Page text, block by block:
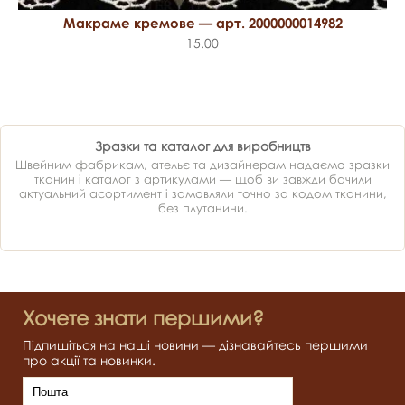
Макраме кремове — арт. 2000000014982
15.00
Зразки та каталог для виробництв
Швейним фабрикам, ательє та дизайнерам надаємо зразки
тканин і каталог з артикулами — щоб ви завжди бачили
актуальний асортимент і замовляли точно за кодом тканини,
без плутанини.
Хочете знати першими?
Підпишіться на наші новини — дізнавайтесь першими
про акції та новинки.